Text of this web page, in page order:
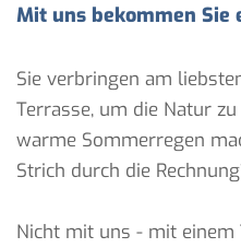
Mit uns bekommen Sie
Sie verbringen am
Terrasse, um die Natur
warme Sommerregen
Strich durch die
Nicht mit uns - mit einem